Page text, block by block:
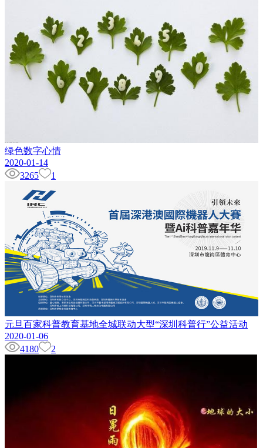
绿色数字心情
2020-01-14
3265
1
元旦百家科普教育基地全城联动大型“深圳科普行”公益活动
2020-01-06
4180
2